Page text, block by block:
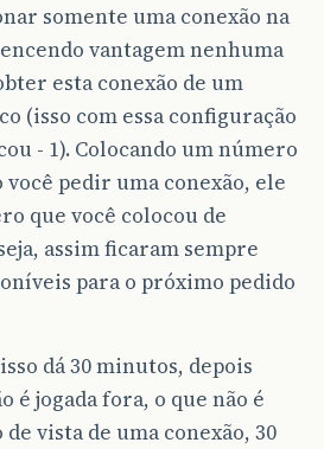
somente uma conexão na
vantagem nenhuma
esta conexão de um
(isso com essa configuração
- 1). Colocando um número
pedir uma conexão, ele
que você colocou de
assim ficaram sempre
para o próximo pedido
dá 30 minutos, depois
é jogada fora, o que não é
vista de uma conexão, 30